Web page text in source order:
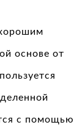
основе от
с помощью